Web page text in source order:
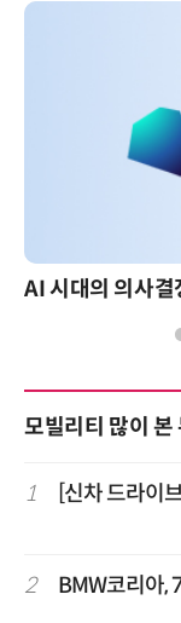
모빌리티 많이 본
1 [신차 드라이
2 BMW코리아,